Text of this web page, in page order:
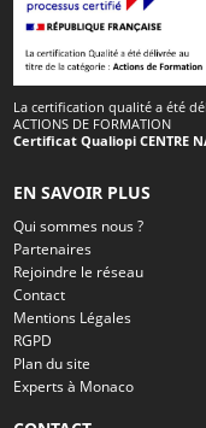
La certification qualité a été
ACTIONS DE FORMATION
Certificat Qualiopi CENTRE
EN SAVOIR PLUS
Qui sommes nous ?
Partenaires
Rejoindre le réseau
Contact
Mentions Légales
RGPD
Plan du site
Experts à Monaco